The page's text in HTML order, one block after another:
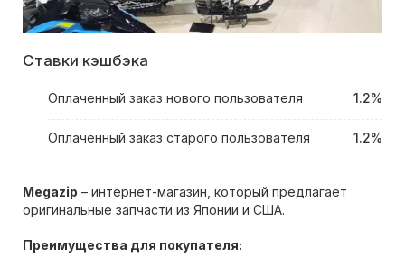
Ставки кэшбэка
Оплаченный заказ нового пользователя 1.2%
Оплаченный заказ старого пользователя 1.2%
Megazip – интернет-магазин, который предлагает
оригинальные запчасти из Японии и США.
Преимущества для покупателя: